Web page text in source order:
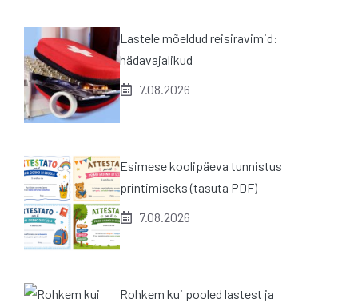
Lastele mõeldud reisiravimid:
hädavajalikud
7.08.2026
Esimese koolipäeva tunnistus
printimiseks (tasuta PDF)
7.08.2026
Rohkem kui pooled lastest ja